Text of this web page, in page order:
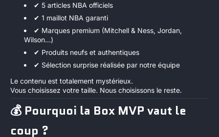
✔ 5 articles NBA officiels
✔ 1 maillot NBA garanti
✔ Marques premium (Mitchell & Ness, Jordan,
Wilson…)
✔ Produits neufs et authentiques
✔ Sélection surprise réalisée par notre équipe
Le contenu est totalement mystérieux.
Vous choisissez votre taille. Nous choisissons le reste.
💰 Pourquoi la Box MVP vaut le
coup ?